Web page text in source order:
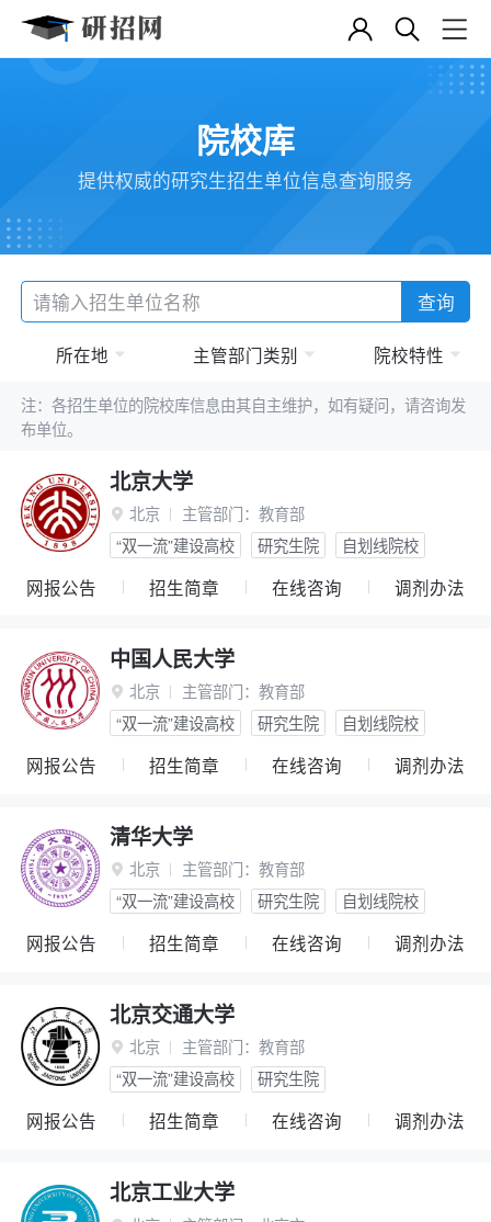
院校库
提供权威的研究生招生单位信息查询服务
查询
所在地 主管部门类别 院校特性
注：各招生单位的院校库信息由其自主维护，如有疑问，请咨询发
布单位。
北京大学
 北京 主管部门： 教育部
“双一流”建设高校
研究生院 自划线院校
网报公告 招生简章 在线咨询 调剂办法
中国人民大学
 北京 主管部门： 教育部
“双一流”建设高校
研究生院 自划线院校
网报公告 招生简章 在线咨询 调剂办法
清华大学
 北京 主管部门： 教育部
“双一流”建设高校
研究生院 自划线院校
网报公告 招生简章 在线咨询 调剂办法
北京交通大学
 北京 主管部门： 教育部
“双一流”建设高校
研究生院
网报公告 招生简章 在线咨询 调剂办法
北京工业大学